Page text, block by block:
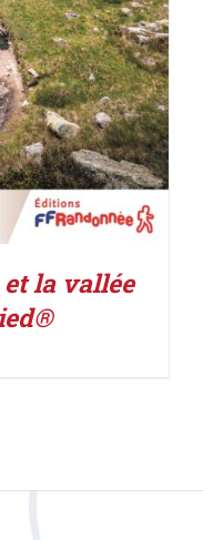
la vallée